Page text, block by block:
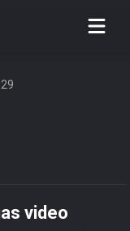
video